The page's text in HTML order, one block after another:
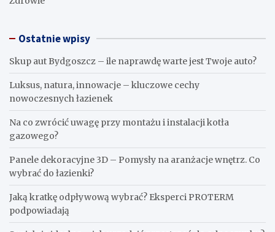
Ostatnie wpisy
Skup aut Bydgoszcz – ile naprawdę warte jest Twoje auto?
Luksus, natura, innowacje – kluczowe cechy
nowoczesnych łazienek
Na co zwrócić uwagę przy montażu i instalacji kotła
gazowego?
Panele dekoracyjne 3D – Pomysły na aranżacje wnętrz. Co
wybrać do łazienki?
Jaką kratkę odpływową wybrać? Eksperci PROTERM
podpowiadają